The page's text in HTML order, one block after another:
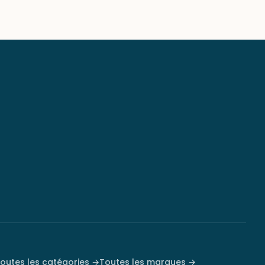
les catégories →Toutes les marques →